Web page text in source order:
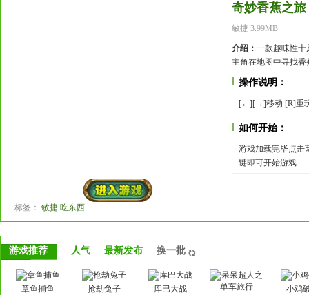
奇妙香蕉之旅
敏捷 3.99MB
介绍： 一款趣味性十
主角在地图中寻找
操作说明：
[←][→]移动 [R]重
如何开始：
游戏加载完毕点击
键即可开始游戏
标签： 敏捷 吃东西
游戏推荐 人气 最新发布 换一批
章鱼捕鱼 抢劫兔子
库巴大战
小鸡